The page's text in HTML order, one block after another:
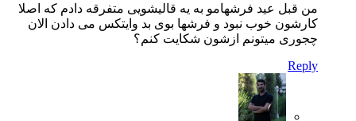
من قبل عید فرشهامو به یه قالیشویی متفرقه دادم که اصلا
کارشون خوب نبود و فرشها بوی بد وایتکس می دادن الان
چجوری میتونم ازشون شکایت کنم؟
Reply